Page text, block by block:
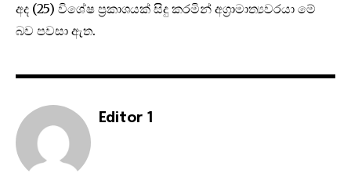
අද (25) විශේෂ ප්‍රකාශයක් සිදු කරමින් අග්‍රාමාත්‍යවරයා මේ
බව පවසා ඇත.
Editor 1